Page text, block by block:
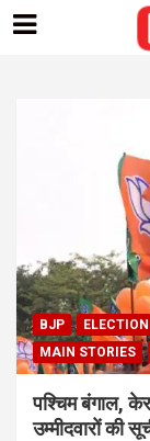
BJP ELECTION
MAIN STORIES
पश्चिम बंगाल,
उम्मीदवारों की